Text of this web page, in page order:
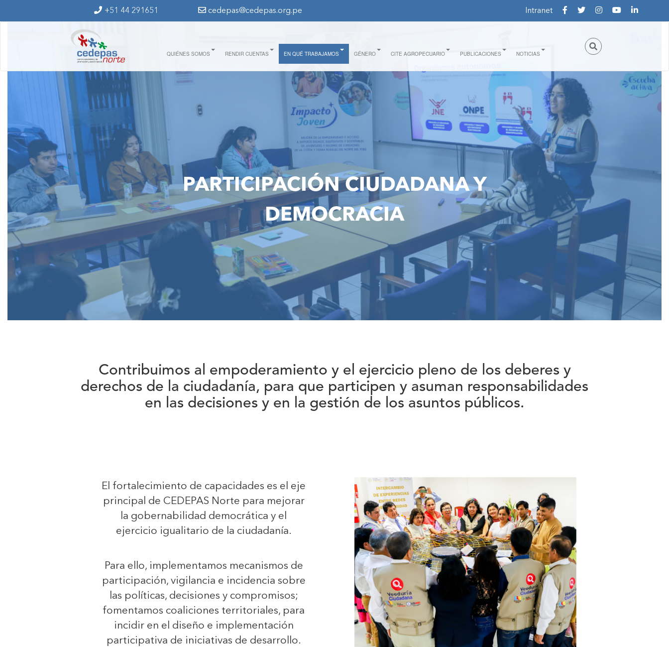
+51 44 291651 cedepas@cedepas.org.pe Intranet
QUIÉNES SOMOS RENDIR CUENTAS EN QUÉ TRABAJAMOS GÉNERO CITE AGROPECUARIO PUBLICACIONES NOTICIAS
PARTICIPACIÓN CIUDADANA Y
DEMOCRACIA
Contribuimos al empoderamiento y el ejercicio pleno de los deberes y
derechos de la ciudadanía, para que participen y asuman responsabilidades
en las decisiones y en la gestión de los asuntos públicos.
El fortalecimiento de capacidades es el eje
principal de CEDEPAS Norte para mejorar
la gobernabilidad democrática y el
ejercicio igualitario de la ciudadanía.
Para ello, implementamos mecanismos de
participación, vigilancia e incidencia sobre
las políticas, decisiones y compromisos;
fomentamos coaliciones territoriales, para
incidir en el diseño e implementación
participativa de iniciativas de desarrollo.